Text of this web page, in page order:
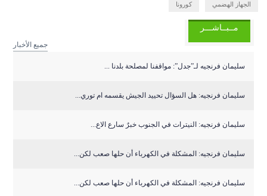
الجهاز الهضمي كورونا
مــبــاشـــر
جميع الأخبار
سليمان فرنجيه لـ”جدل”: مواقفنا لمصلحة بلدنا ...
سليمان فرنجيه: هل السؤال تحييد الجيش يقسمه ام توري...
سليمان فرنجيه: النيترات في الجنوب خبرٌ سارع الاع...
سليمان فرنجيه: المشكلة في الكهرباء أن حلها صعب لكن...
سليمان فرنجيه: المشكلة في الكهرباء أن حلها صعب لكن...